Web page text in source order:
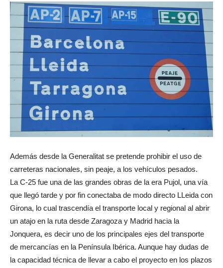
Además desde la Generalitat se pretende prohibir el uso de
carreteras nacionales, sin peaje, a los vehículos pesados.
La C-25 fue una de las grandes obras de la era Pujol, una vía
que llegó tarde y por fin conectaba de modo directo LLeida con
Girona, lo cual trascendía el transporte local y regional al abrir
un atajo en la ruta desde Zaragoza y Madrid hacia la
Jonquera, es decir uno de los principales ejes del transporte
de mercancías en la Península Ibérica. Aunque hay dudas de
la capacidad técnica de llevar a cabo el proyecto en los plazos